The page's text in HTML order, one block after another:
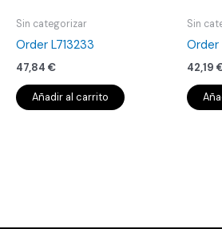
Sin categorizar
Order L713233
47,84 €
Añadir al carrito
Sin
Order
42,19